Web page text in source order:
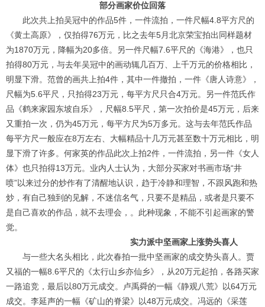
1 2 3 4
部分画家价位回落
此次共上拍吴冠中的作品5件，一件流拍，一件尺幅4.8平方尺的
《黄土高原》，仅拍得76万元，比之去年5月北京荣宝拍出同样题材
为1870万元，降幅为20多倍。另一件尺幅7.6平尺的《海港》，也只
拍得80万元，与去年吴冠中的画动辄几百万、上千万元的价格相比，
明显下滑。范曾的画共上拍4件，其中一件撤拍，一件《唐人诗意》，
尺幅为5.6平尺，只拍得23万元，每平方尺只合4万元。另一件范氏作
品《鹤来家园东坡自乐》，尺幅8.5平尺，第一次拍价是45万元，后来
又重拍一次，仍为45万元，每平方尺为5万多元。这与去年范氏作品
每平方尺一般应在8万左右、大幅精品十几万元甚至数十万元相比，明
显下滑了许多。何家英的作品此次上拍2件，一件流拍，另一件《女人
体》也只拍得13万元。业内人士认为，大部分买家对书画市场“井
喷”以来过分的炒作有了清醒地认识，趋于冷静和理智，不跟风跑和热
炒，有自己独到的见解，不迷信名气，只要不是精品，或者是只要不
是自己喜欢的作品，就不去理会，。此种现象，不能不引起画家的警
觉。
实力派中坚画家上涨势头喜人
与一些大名头相比，此次春拍一批中坚画家的成交势头喜人。贾
又福的一幅8.6平尺的《太行山乡亦仙乡》，从20万元起拍，各路买家
一路追竞，最后以80万元成交。卢禹舜的一幅《静观八荒》以64万元
成交。李延声的一幅《矿山的脊梁》以48万元成交。冯远的《采莲